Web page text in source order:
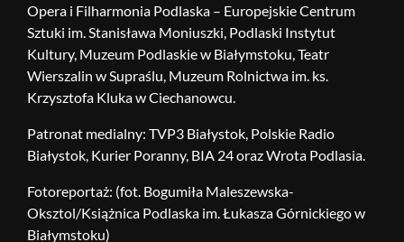
Opera i Filharmonia Podlaska – Europejskie Centrum
Sztuki im. Stanisława Moniuszki, Podlaski Instytut
Kultury, Muzeum Podlaskie w Białymstoku, Teatr
Wierszalin w Supraślu, Muzeum Rolnictwa im. ks.
Krzysztofa Kluka w Ciechanowcu.
Patronat medialny: TVP3 Białystok, Polskie Radio
Białystok, Kurier Poranny, BIA 24 oraz Wrota Podlasia.
Fotoreportaż: (fot. Bogumiła Maleszewska-
Oksztol/Książnica Podlaska im. Łukasza Górnickiego w
Białymstoku)